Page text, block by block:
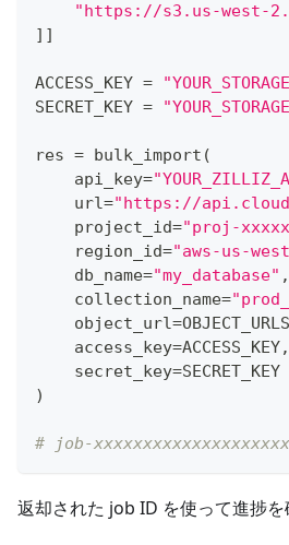
"https://s3.us-west-
] ]
ACCESS_KEY =
SECRET_KEY =
res = bulk_import (
    api_key
=
    url
="https://
    project_id
="proj-
    region_id
="aws-us-
    db_name
="my_database" ,
    collection_name
=
    object_url
=OBJECT_URLS
    access_key
=ACCESS_KEY,
    secret_key
=SECRET_KEY
)
# job-
返却された job ID を使って進捗を